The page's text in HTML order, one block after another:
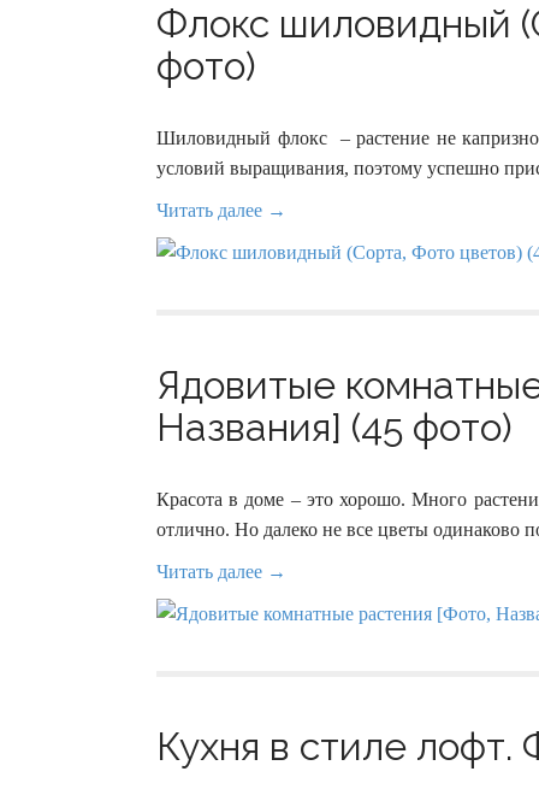
Флокс шиловидный
фото)
Шиловидный флокс – растение не
условий выращивания, поэтому успешно
Читать далее →
Ядовитые
Названия] (45 фото)
Красота в доме – это хорошо. Много
отлично. Но далеко не все цветы одинаково
Читать далее →
Кухня в стиле